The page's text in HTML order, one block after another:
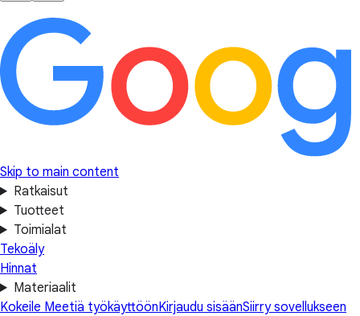
Skip to main content
Ratkaisut
Tuotteet
Toimialat
Tekoäly
Hinnat
Materiaalit
Kokeile Meetiä työkäyttöönKirjaudu sisäänSiirry sovellukseen